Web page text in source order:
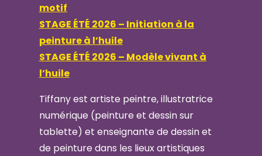
motif
STAGE ÉTÉ 2026 – Initiation à la
peinture à l’huile
STAGE ÉTÉ 2026 – Modèle vivant à
l’huile
Tiffany est artiste peintre, illustratrice
numérique (peinture et dessin sur
tablette) et enseignante de dessin et
de peinture dans les lieux artistiques